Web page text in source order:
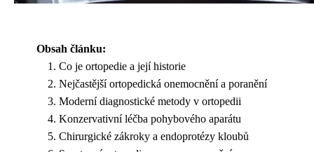
Obsah článku:
Co je ortopedie a její historie
Nejčastější ortopedická onemocnění a poranění
Moderní diagnostické metody v ortopedii
Konzervativní léčba pohybového aparátu
Chirurgické zákroky a endoprotézy kloubů